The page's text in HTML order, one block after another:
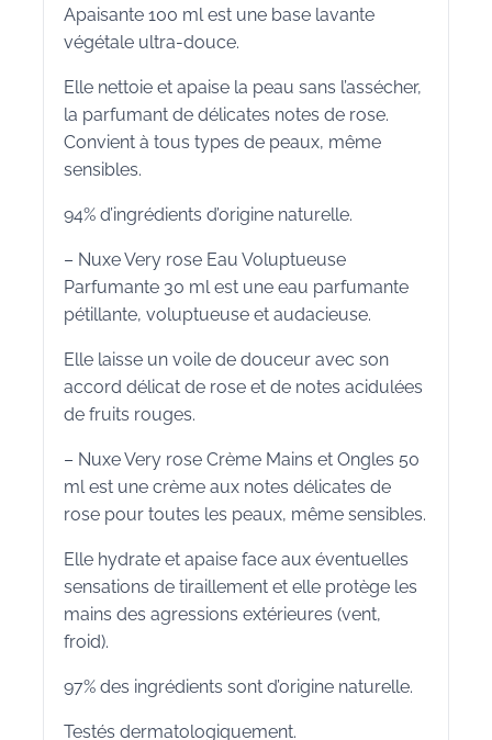
Apaisante 100 ml est une base lavante
végétale ultra-douce.
Elle nettoie et apaise la peau sans l’assécher,
la parfumant de délicates notes de rose.
Convient à tous types de peaux, même
sensibles.
94% d’ingrédients d’origine naturelle.
– Nuxe Very rose Eau Voluptueuse
Parfumante 30 ml est une eau parfumante
pétillante, voluptueuse et audacieuse.
Elle laisse un voile de douceur avec son
accord délicat de rose et de notes acidulées
de fruits rouges.
– Nuxe Very rose Crème Mains et Ongles 50
ml est une crème aux notes délicates de
rose pour toutes les peaux, même sensibles.
Elle hydrate et apaise face aux éventuelles
sensations de tiraillement et elle protège les
mains des agressions extérieures (vent,
froid).
97% des ingrédients sont d’origine naturelle.
Testés dermatologiquement.